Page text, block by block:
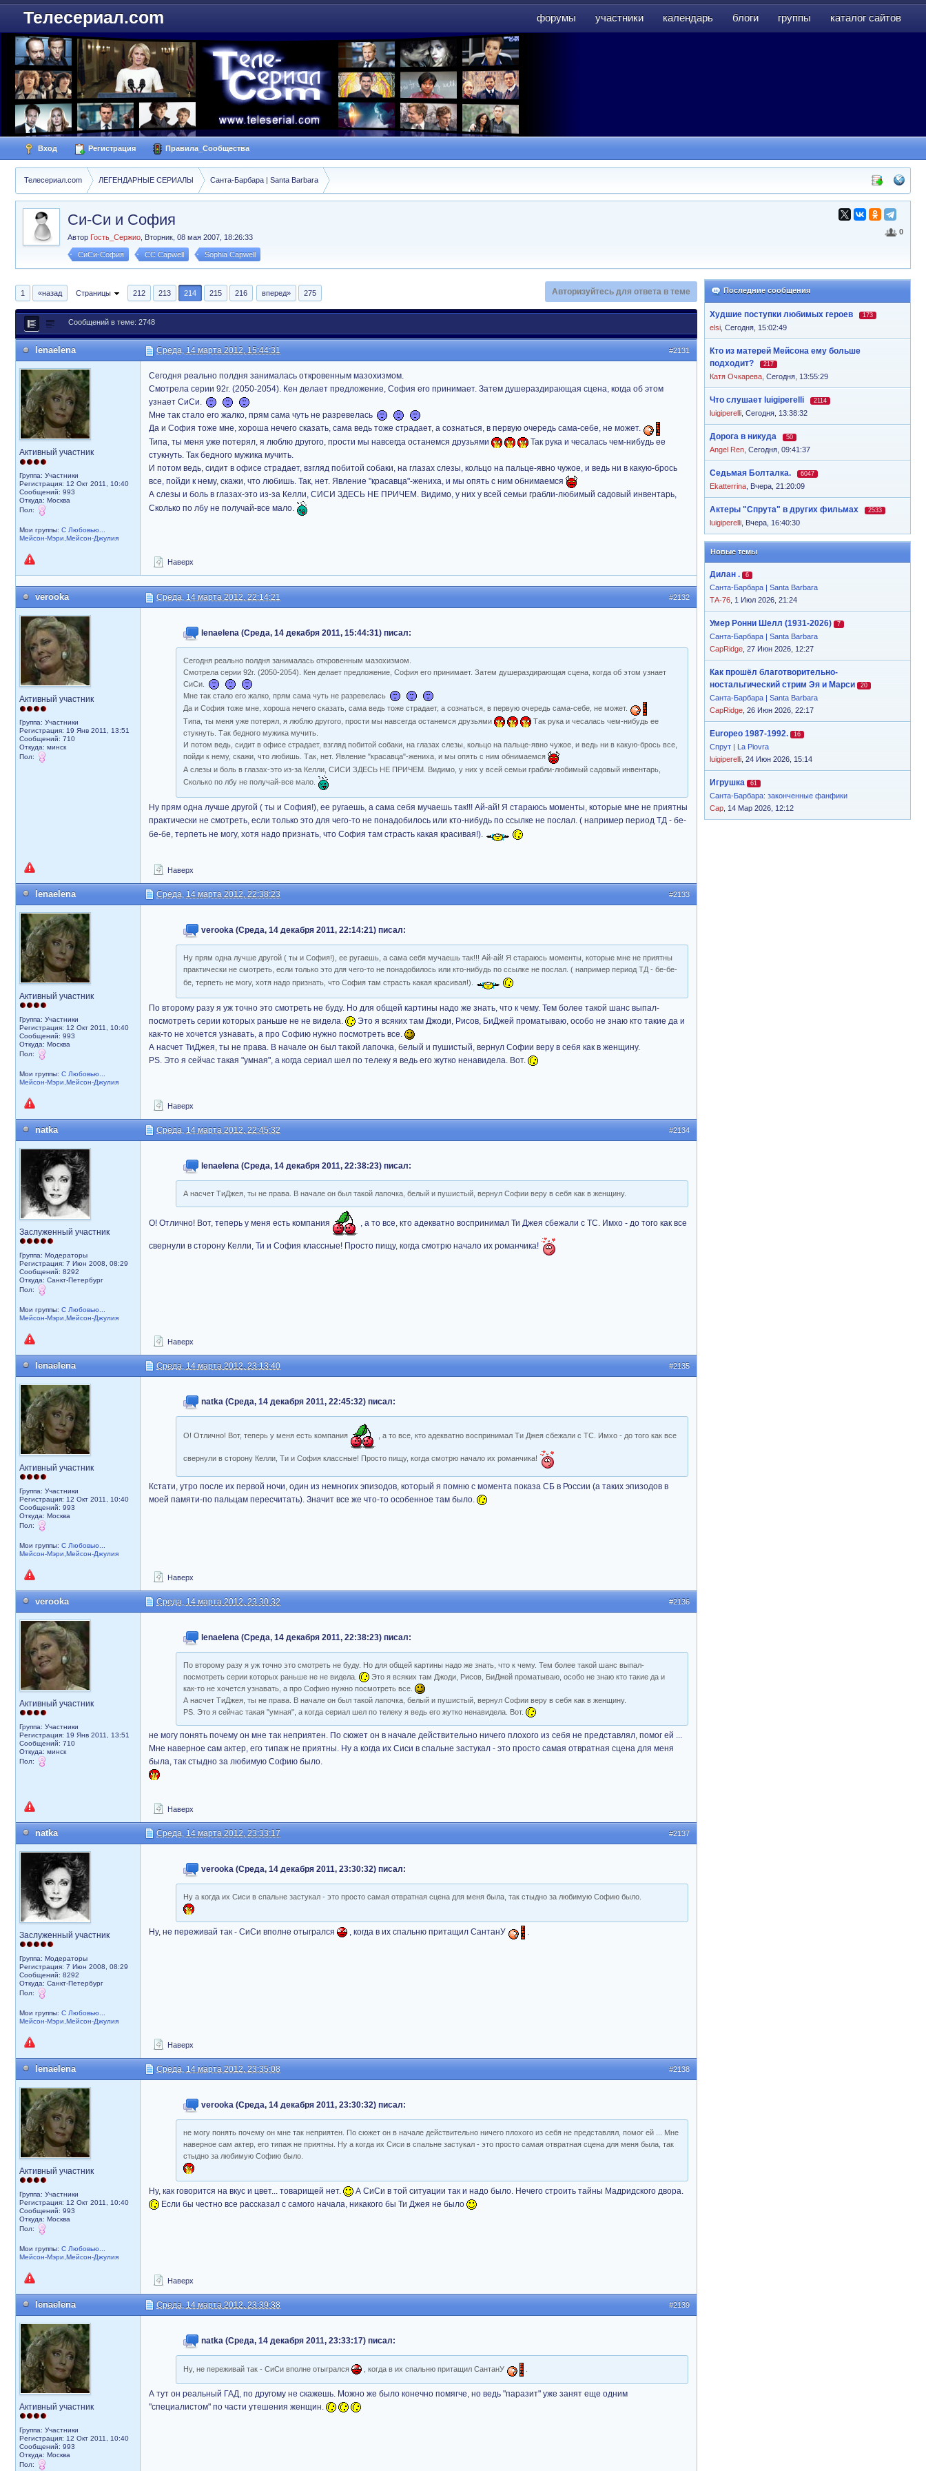
форумы участники календарь блоги группы каталог сайтов
Телесериал.com
Вход Регистрация Правила_Сообщества
Телесериал.com ЛЕГЕНДАРНЫЕ СЕРИАЛЫ Санта-Барбара | Santa Barbara
0
Си-Си и София
Автор Гость_Сержио Вторник, 08 мая 2007, 18:26:33
СиСи-София CC Capwell Sophia Capwell
Последние сообщения
Худшие поступки любимых героев 173
elsi Сегодня, 15:02:49
Кто из матерей Мейсона ему больше
подходит?
217
Катя Очкарева Сегодня, 13:55:29
Что слушает luigiperelli 2114
luigiperelli Сегодня, 13:38:32
Дорога в никуда 50
Angel Ren Сегодня, 09:41:37
Седьмая Болталка. 6047
Ekatterrina Вчера, 21:20:09
Актеры "Спрута" в других фильмах 2533
luigiperelli Вчера, 16:40:30
Новые темы
Дилан . 6
Санта-Барбара | Santa Barbara
ТА-76 , 1 Июл 2026, 21:24
Умер Ронни Шелл (1931-2026) 7
Санта-Барбара | Santa Barbara
CapRidge , 27 Июн 2026, 12:27
Как прошёл благотворительно-
ностальгический стрим Эя и Марси
20
Санта-Барбара | Santa Barbara
CapRidge , 26 Июн 2026, 22:17
Europeo 1987-1992. 16
Спрут | La Piovra
luigiperelli , 24 Июн 2026, 15:14
Игрушка 61
Санта-Барбара: законченные фанфики
Cap , 14 Мар 2026, 12:12
1 «назад Страницы 212 213 214 215 216 вперед» 275 Авторизуйтесь для ответа в теме
Сообщений в теме: 2748
#2131
lenaelena Среда, 14 марта 2012, 15:44:31
Активный участник
Группа: Участники
Регистрация: 12 Окт 2011, 10:40
Сообщений: 993
Откуда: Москва
Пол:
Мои группы: С Любовью...
Мейсон-Мэри,Мейсон-Джулия
Сегодня реально полдня занималась откровенным мазохизмом.
Смотрела серии 92г. (2050-2054). Кен делает предложение, София его принимает. Затем душераздирающая сцена, когда об этом
узнает СиСи.
Мне так стало его жалко, прям сама чуть не разревелась
Да и София тоже мне, хороша нечего сказать, сама ведь тоже страдает, а сознаться, в первую очередь сама-себе, не может.
Типа, ты меня уже потерял, я люблю другого, прости мы навсегда останемся друзьями
Так рука и чесалась чем-нибудь ее
стукнуть. Так бедного мужика мучить.
И потом ведь, сидит в офисе страдает, взгляд побитой собаки, на глазах слезы, кольцо на пальце-явно чужое, и ведь ни в какую-брось
все, пойди к нему, скажи, что любишь. Так, нет. Явление "красавца"-жениха, и мы опять с ним обнимаемся
А слезы и боль в глазах-это из-за Келли, СИСИ ЗДЕСЬ НЕ ПРИЧЕМ. Видимо, у них у всей семьи грабли-любимый садовый инвентарь,
Сколько по лбу не получай-все мало.
Наверх
#2132
verooka Среда, 14 марта 2012, 22:14:21
Активный участник
Группа: Участники
Регистрация: 19 Янв 2011, 13:51
Сообщений: 710
Откуда: минск
Пол:
lenaelena (Среда, 14 декабря 2011, 15:44:31) писал:
Сегодня реально полдня занималась откровенным мазохизмом.
Смотрела серии 92г. (2050-2054). Кен делает предложение, София его принимает. Затем душераздирающая сцена, когда об этом узнает
СиСи.
Мне так стало его жалко, прям сама чуть не разревелась
Да и София тоже мне, хороша нечего сказать, сама ведь тоже страдает, а сознаться, в первую очередь сама-себе, не может.
Типа, ты меня уже потерял, я люблю другого, прости мы навсегда останемся друзьями
Так рука и чесалась чем-нибудь ее
стукнуть. Так бедного мужика мучить.
И потом ведь, сидит в офисе страдает, взгляд побитой собаки, на глазах слезы, кольцо на пальце-явно чужое, и ведь ни в какую-брось все,
пойди к нему, скажи, что любишь. Так, нет. Явление "красавца"-жениха, и мы опять с ним обнимаемся
А слезы и боль в глазах-это из-за Келли, СИСИ ЗДЕСЬ НЕ ПРИЧЕМ. Видимо, у них у всей семьи грабли-любимый садовый инвентарь,
Сколько по лбу не получай-все мало.
Ну прям одна лучше другой ( ты и София!), ее ругаешь, а сама себя мучаешь так!!! Ай-ай! Я стараюсь моменты, которые мне не приятны
практически не смотреть, если только это для чего-то не понадобилось или кто-нибудь по ссылке не послал. ( например период ТД - бе-
бе-бе, терпеть не могу, хотя надо признать, что София там страсть какая красивая!).
Наверх
#2133
lenaelena Среда, 14 марта 2012, 22:38:23
Активный участник
Группа: Участники
Регистрация: 12 Окт 2011, 10:40
Сообщений: 993
Откуда: Москва
Пол:
Мои группы: С Любовью...
Мейсон-Мэри,Мейсон-Джулия
verooka (Среда, 14 декабря 2011, 22:14:21) писал:
Ну прям одна лучше другой ( ты и София!), ее ругаешь, а сама себя мучаешь так!!! Ай-ай! Я стараюсь моменты, которые мне не приятны
практически не смотреть, если только это для чего-то не понадобилось или кто-нибудь по ссылке не послал. ( например период ТД - бе-бе-
бе, терпеть не могу, хотя надо признать, что София там страсть какая красивая!).
По второму разу я уж точно это смотреть не буду. Но для общей картины надо же знать, что к чему. Тем более такой шанс выпал-
посмотреть серии которых раньше не не видела.
Это я всяких там Джоди, Рисов, БиДжей проматываю, особо не знаю кто такие да и
как-то не хочется узнавать, а про Софию нужно посмотреть все.
А насчет ТиДжея, ты не права. В начале он был такой лапочка, белый и пушистый, вернул Софии веру в себя как в женщину.
PS. Это я сейчас такая "умная", а когда сериал шел по телеку я ведь его жутко ненавидела. Вот.
Наверх
#2134
natka Среда, 14 марта 2012, 22:45:32
Заслуженный участник
Группа: Модераторы
Регистрация: 7 Июн 2008, 08:29
Сообщений: 8292
Откуда: Санкт-Петербург
Пол:
Мои группы: С Любовью...
Мейсон-Мэри,Мейсон-Джулия
lenaelena (Среда, 14 декабря 2011, 22:38:23) писал:
А насчет ТиДжея, ты не права. В начале он был такой лапочка, белый и пушистый, вернул Софии веру в себя как в женщину.
О! Отлично! Вот, теперь у меня есть компания , а то все, кто адекватно воспринимал Ти Джея сбежали с ТС. Имхо - до того как все
свернули в сторону Келли, Ти и София классные! Просто пищу, когда смотрю начало их романчика!
Наверх
#2135
lenaelena Среда, 14 марта 2012, 23:13:40
Активный участник
Группа: Участники
Регистрация: 12 Окт 2011, 10:40
Сообщений: 993
Откуда: Москва
Пол:
Мои группы: С Любовью...
Мейсон-Мэри,Мейсон-Джулия
natka (Среда, 14 декабря 2011, 22:45:32) писал:
О! Отлично! Вот, теперь у меня есть компания , а то все, кто адекватно воспринимал Ти Джея сбежали с ТС. Имхо - до того как все
свернули в сторону Келли, Ти и София классные! Просто пищу, когда смотрю начало их романчика!
Кстати, утро после их первой ночи, один из немногих эпизодов, который я помню с момента показа СБ в России (а таких эпизодов в
моей памяти-по пальцам пересчитать). Значит все же что-то особенное там было.
Наверх
#2136
verooka Среда, 14 марта 2012, 23:30:32
Активный участник
Группа: Участники
Регистрация: 19 Янв 2011, 13:51
Сообщений: 710
Откуда: минск
Пол:
lenaelena (Среда, 14 декабря 2011, 22:38:23) писал:
По второму разу я уж точно это смотреть не буду. Но для общей картины надо же знать, что к чему. Тем более такой шанс выпал-
посмотреть серии которых раньше не не видела.
Это я всяких там Джоди, Рисов, БиДжей проматываю, особо не знаю кто такие да и
как-то не хочется узнавать, а про Софию нужно посмотреть все.
А насчет ТиДжея, ты не права. В начале он был такой лапочка, белый и пушистый, вернул Софии веру в себя как в женщину.
PS. Это я сейчас такая "умная", а когда сериал шел по телеку я ведь его жутко ненавидела. Вот.
не могу понять почему он мне так неприятен. По сюжет он в начале действительно ничего плохого из себя не представлял, помог ей ...
Мне наверное сам актер, его типаж не приятны. Ну а когда их Сиси в спальне застукал - это просто самая отвратная сцена для меня
была, так стыдно за любимую Софию было.
Наверх
#2137
natka Среда, 14 марта 2012, 23:33:17
Заслуженный участник
Группа: Модераторы
Регистрация: 7 Июн 2008, 08:29
Сообщений: 8292
Откуда: Санкт-Петербург
Пол:
Мои группы: С Любовью...
Мейсон-Мэри,Мейсон-Джулия
verooka (Среда, 14 декабря 2011, 23:30:32) писал:
Ну а когда их Сиси в спальне застукал - это просто самая отвратная сцена для меня была, так стыдно за любимую Софию было.
Ну, не переживай так - СиСи вполне отыгрался , когда в их спальню притащил СантанУ .
Наверх
#2138
lenaelena Среда, 14 марта 2012, 23:35:08
Активный участник
Группа: Участники
Регистрация: 12 Окт 2011, 10:40
Сообщений: 993
Откуда: Москва
Пол:
Мои группы: С Любовью...
Мейсон-Мэри,Мейсон-Джулия
verooka (Среда, 14 декабря 2011, 23:30:32) писал:
не могу понять почему он мне так неприятен. По сюжет он в начале действительно ничего плохого из себя не представлял, помог ей ... Мне
наверное сам актер, его типаж не приятны. Ну а когда их Сиси в спальне застукал - это просто самая отвратная сцена для меня была, так
стыдно за любимую Софию было.
Ну, как говорится на вкус и цвет... товарищей нет.
А СиСи в той ситуации так и надо было. Нечего строить тайны Мадридского двора.
Если бы честно все рассказал с самого начала, никакого бы Ти Джея не было
Наверх
#2139
lenaelena Среда, 14 марта 2012, 23:39:38
Активный участник
Группа: Участники
Регистрация: 12 Окт 2011, 10:40
Сообщений: 993
Откуда: Москва
Пол:
natka (Среда, 14 декабря 2011, 23:33:17) писал:
Ну, не переживай так - СиСи вполне отыгрался , когда в их спальню притащил СантанУ
А тут он реальный ГАД, по другому не скажешь. Можно же было конечно помягче, но ведь "паразит" уже занят еще одним
"специалистом" по части утешения женщин.